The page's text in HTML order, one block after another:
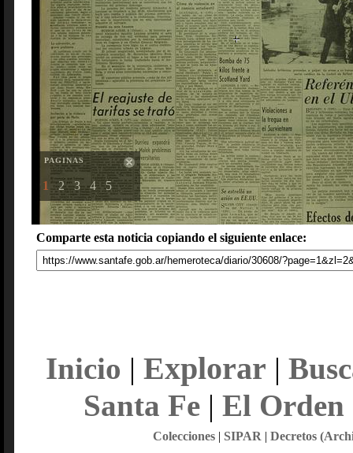
PAGINAS
1 2 3 4 5
Comparte esta noticia copiando el siguiente enlace:
Inicio | Explorar |
Santa Fe| El Orden
Colecciones| SIPAR | Decretos